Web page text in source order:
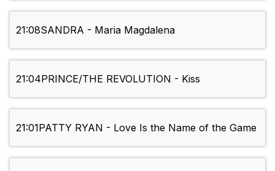
21:08SANDRA - Maria Magdalena
21:04PRINCE/THE REVOLUTION - Kiss
21:01PATTY RYAN - Love Is the Name of the Game